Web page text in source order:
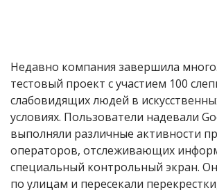
Недавно компания завершила
тестовый проект с участием 100
слабовидящих людей в
условиях. Пользователи надевали
выполняли различные активности
операторов, отслеживающих
специальный контрольный экран.
по улицам и пересекали